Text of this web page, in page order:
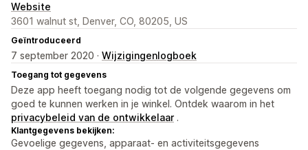
Website
3601 walnut st, Denver, CO, 80205, US
Geïntroduceerd
7 september 2020 · Wijzigingenlogboek
Toegang tot gegevens
Deze app heeft toegang nodig tot de volgende gegevens om
goed te kunnen werken in je winkel. Ontdek waarom in het
privacybeleid van de ontwikkelaar .
Klantgegevens bekijken:
Gevoelige gegevens, apparaat- en activiteitsgegevens